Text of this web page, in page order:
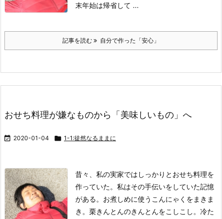
末年始は帰省して ...
記事を読む 自分で作った「安心」
おせち料理が嫌なものから「美味しいもの」へ
 2020-01-04  1-1:徒然なるままに
昔々、私の実家ではしっかりとおせち料理を
作っていた。 私はその手伝いをしていた記憶
がある。 お煮しめに使うこんにゃくをまきま
き。 栗きんとんのきんとんをこしこし。 冷た